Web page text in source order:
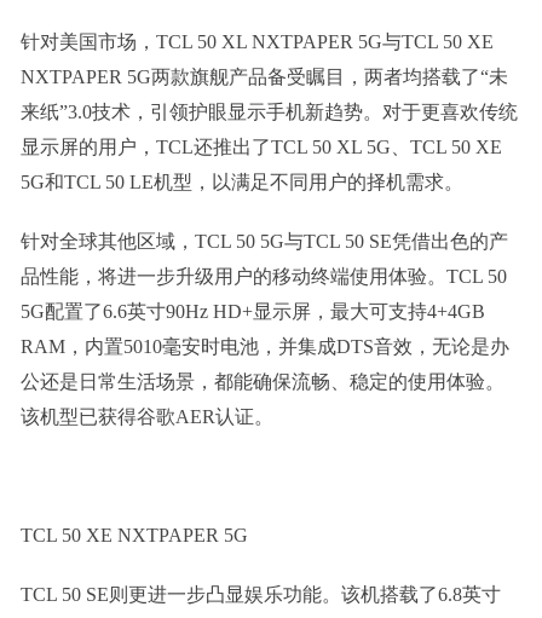
针对美国市场，TCL 50 XL NXTPAPER 5G与TCL 50 XE
NXTPAPER 5G两款旗舰产品备受瞩目，两者均搭载了“未
来纸”3.0技术，引领护眼显示手机新趋势。对于更喜欢传统
显示屏的用户，TCL还推出了TCL 50 XL 5G、TCL 50 XE
5G和TCL 50 LE机型，以满足不同用户的择机需求。
针对全球其他区域，TCL 50 5G与TCL 50 SE凭借出色的产
品性能，将进一步升级用户的移动终端使用体验。TCL 50
5G配置了6.6英寸90Hz HD+显示屏，最大可支持4+4GB
RAM，内置5010毫安时电池，并集成DTS音效，无论是办
公还是日常生活场景，都能确保流畅、稳定的使用体验。
该机型已获得谷歌AER认证。
TCL 50 XE NXTPAPER 5G
TCL 50 SE则更进一步凸显娱乐功能。该机搭载了6.8英寸